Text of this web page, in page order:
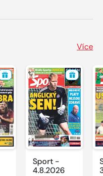
Více
Sport -
4.8.2026